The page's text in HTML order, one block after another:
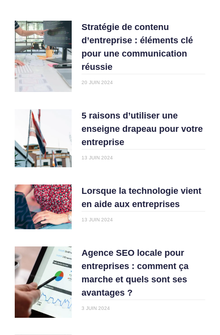
Stratégie de contenu
d’entreprise : éléments clé
pour une communication
réussie
20 JUIN 2024
5 raisons d’utiliser une
enseigne drapeau pour votre
entreprise
13 JUIN 2024
Lorsque la technologie vient
en aide aux entreprises
13 JUIN 2024
Agence SEO locale pour
entreprises : comment ça
marche et quels sont ses
avantages ?
3 JUIN 2024